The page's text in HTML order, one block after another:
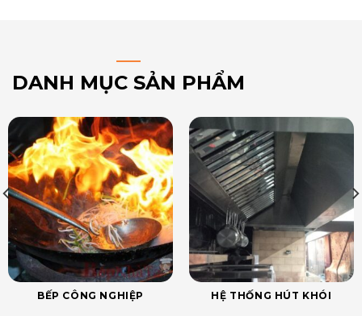
DANH MỤC SẢN PHẨM
BẾP CÔNG NGHIỆP HỆ THỐNG HÚT KHÓI